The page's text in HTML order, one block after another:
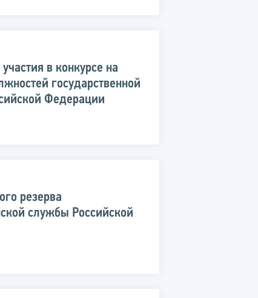
в конкурсе на
государственной
Федерации
резерва
службы Российской